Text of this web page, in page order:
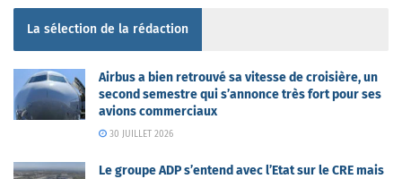
La sélection de la rédaction
Airbus a bien retrouvé sa vitesse de croisière, un
second semestre qui s’annonce très fort pour ses
avions commerciaux
30 JUILLET 2026
Le groupe ADP s’entend avec l’Etat sur le CRE mais